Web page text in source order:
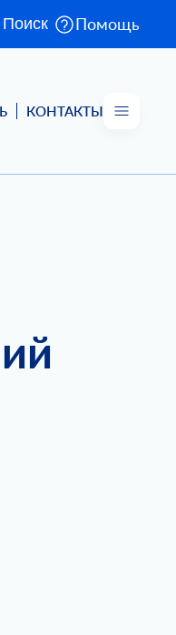
Помощь
Поиск
КОНТАКТЫ